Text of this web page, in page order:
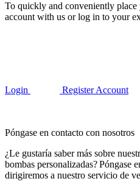
To quickly and conveniently place
account with us or log in to your
Login Register Account
Póngase en contacto con nosotros
¿Le gustaría saber más sobre
bombas personalizadas? Póngase
dirigiremos a nuestro servicio de